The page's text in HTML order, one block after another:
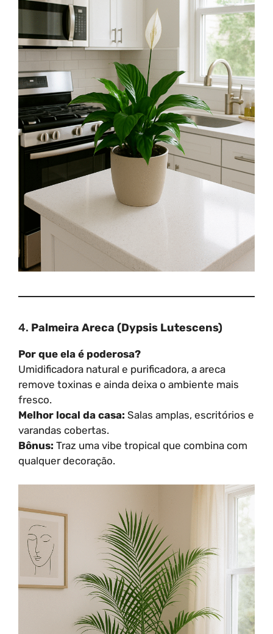
4. Palmeira Areca (Dypsis Lutescens)
Por que ela é poderosa?
Umidificadora natural e purificadora, a areca
remove toxinas e ainda deixa o ambiente mais
fresco.
Melhor local da casa: Salas amplas, escritórios e
varandas cobertas.
Bônus: Traz uma vibe tropical que combina com
qualquer decoração.